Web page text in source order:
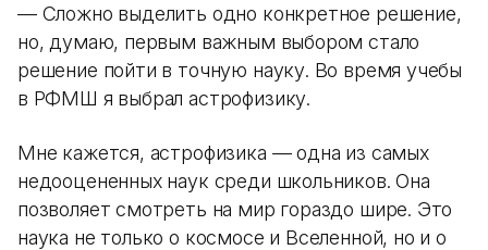
— Сложно выделить одно конкретное решение,
но, думаю, первым важным выбором стало
решение пойти в точную науку. Во время учебы
в РФМШ я выбрал астрофизику.
Мне кажется, астрофизика — одна из самых
недооцененных наук среди школьников. Она
позволяет смотреть на мир гораздо шире. Это
наука не только о космосе и Вселенной, но и о